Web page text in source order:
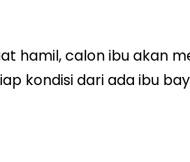
hamil, calon ibu akan
kondisi dari ada ibu